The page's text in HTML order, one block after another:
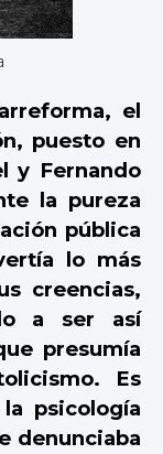
el
puesto en
y Fernando
la pureza
pública
lo más
creencias,
a ser así
presumía
Es
psicología
denunciaba